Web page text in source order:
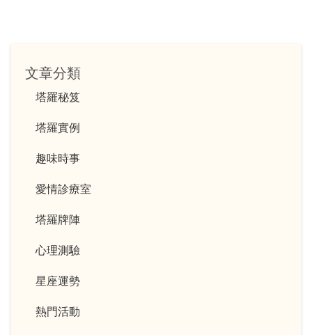
文章分類
塔羅秘笈
塔羅實例
趣味時事
愛情診療室
塔羅牌陣
心理測驗
星座運勢
熱門活動